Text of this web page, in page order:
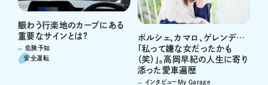
賑わう行楽地のカーブにある
重要なサインとは?
危険予知
安全運転
ポルシェ、カマロ、ゲレンデ…
「私って嫌な女だったかも
（笑）」。高岡早紀の人生に寄り
添った愛車遍歴
インタビューMy Garage